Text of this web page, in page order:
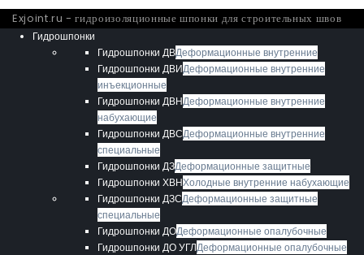
Exjoint.ru - гидроизоляционные шпонки для строительных швов
Гидрошпонки
Гидрошпонки ДВДеформационные внутренние
Гидрошпонки ДВИДеформационные внутренние
инъекционные
Гидрошпонки ДВНДеформационные внутренние
набухающие
Гидрошпонки ДВСДеформационные внутренние
специальные
Гидрошпонки ДЗДеформационные защитные
Гидрошпонки ХВНХолодные внутренние набухающие
Гидрошпонки ДЗСДеформационные защитные
специальные
Гидрошпонки ДОДеформационные опалубочные
Гидрошпонки ДО УГЛДеформационные опалубочные